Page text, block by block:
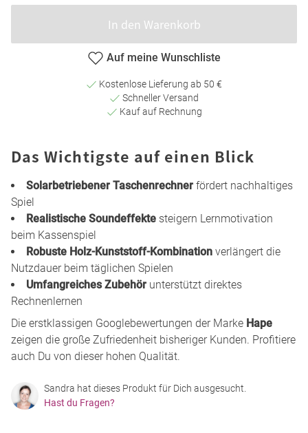
In den Warenkorb
Auf meine Wunschliste
Kostenlose Lieferung ab 50 €
Schneller Versand
Kauf auf Rechnung
Das Wichtigste auf einen Blick
Solarbetriebener Taschenrechner fördert nachhaltiges
Spiel
Realistische Soundeffekte steigern Lernmotivation
beim Kassenspiel
Robuste Holz-Kunststoff-Kombination verlängert die
Nutzdauer beim täglichen Spielen
Umfangreiches Zubehör unterstützt direktes
Rechnenlernen
Die erstklassigen Googlebewertungen der Marke Hape
zeigen die große Zufriedenheit bisheriger Kunden. Profitiere
auch Du von dieser hohen Qualität.
Sandra hat dieses Produkt für Dich ausgesucht.
Hast du Fragen?